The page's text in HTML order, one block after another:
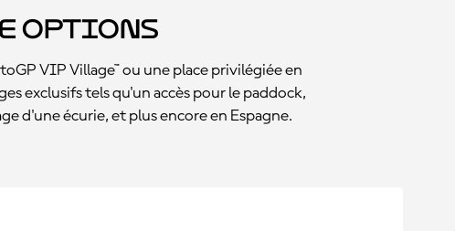
Options
VIP Village™ ou une place privilégiée en
exclusifs tels qu'un accès pour le paddock,
d'une écurie, et plus encore en Espagne.